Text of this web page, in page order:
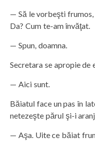
— Să le vorbeşti frumos,
Da? Cum te-am învăţat.
— Spun, doamna.
Secretara se apropie de
— Aici sunt.
Băiatul face un pas în
netezeşte părul şi-i
— Aşa. Uite ce băiat